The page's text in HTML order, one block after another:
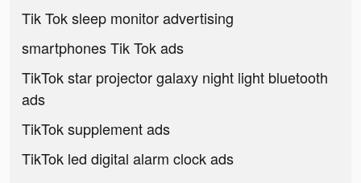
Tik Tok sleep monitor advertising
smartphones Tik Tok ads
TikTok star projector galaxy night light bluetooth
ads
TikTok supplement ads
TikTok led digital alarm clock ads